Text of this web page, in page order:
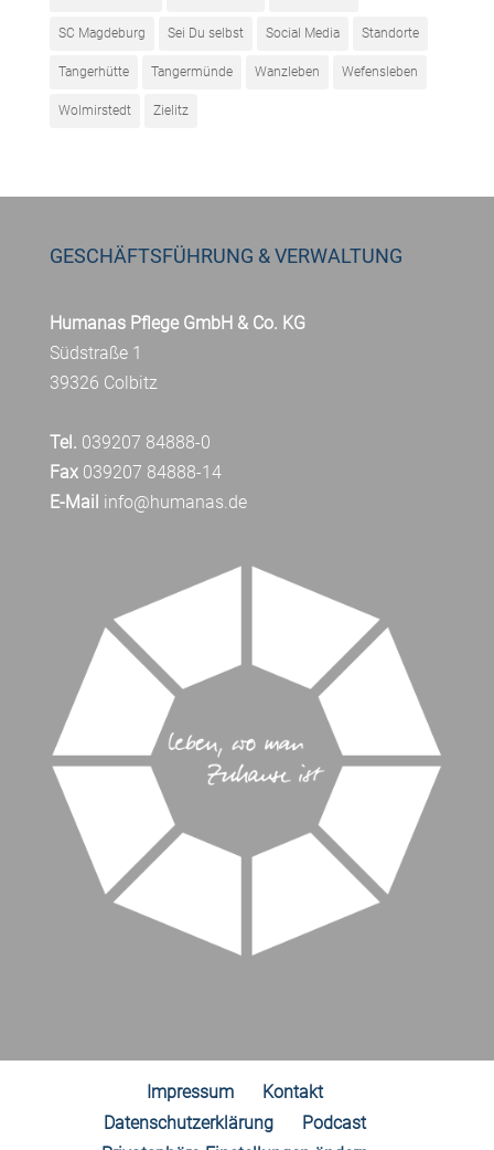
SC Magdeburg Sei Du selbst Social Media Standorte
Tangerhütte Tangermünde Wanzleben Wefensleben
Wolmirstedt Zielitz
GESCHÄFTSFÜHRUNG & VERWALTUNG
Humanas Pflege GmbH & Co. KG
Südstraße 1
39326 Colbitz
Tel. 039207 84888-0
Fax039207 84888-14
E-Mail info@humanas.de
Impressum
Kontakt
Datenschutzerklärung
Podcast